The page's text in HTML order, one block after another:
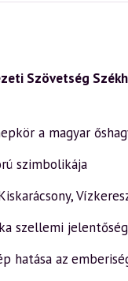
Szövetség
a magyar
szimbolikája
szellemi
hatása az